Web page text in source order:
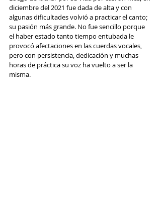
diciembre del 2021 fue dada de alta y con
algunas dificultades volvió a practicar el canto;
su pasión más grande. No fue sencillo porque
el haber estado tanto tiempo entubada le
provocó afectaciones en las cuerdas vocales,
pero con persistencia, dedicación y muchas
horas de práctica su voz ha vuelto a ser la
misma.